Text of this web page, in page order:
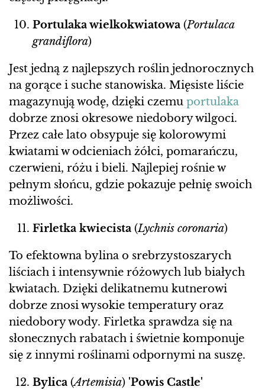
Portulaka wielkokwiatowa (Portulaca
grandiflora)
Jest jedną z najlepszych roślin jednorocznych
na gorące i suche stanowiska. Mięsiste liście
magazynują wodę, dzięki czemu portulaka
dobrze znosi okresowe niedobory wilgoci.
Przez całe lato obsypuje się kolorowymi
kwiatami w odcieniach żółci, pomarańczu,
czerwieni, różu i bieli. Najlepiej rośnie w
pełnym słońcu, gdzie pokazuje pełnię swoich
możliwości.
Firletka kwiecista (Lychnis coronaria)
To efektowna bylina o srebrzystoszarych
liściach i intensywnie różowych lub białych
kwiatach. Dzięki delikatnemu kutnerowi
dobrze znosi wysokie temperatury oraz
niedobory wody. Firletka sprawdza się na
słonecznych rabatach i świetnie komponuje
się z innymi roślinami odpornymi na suszę.
Bylica (Artemisia) 'Powis Castle'